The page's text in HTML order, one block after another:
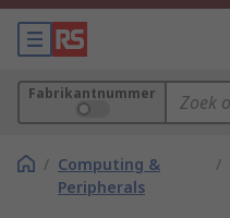
Fabrikantnummer
/ Computing &
Peripherals
/